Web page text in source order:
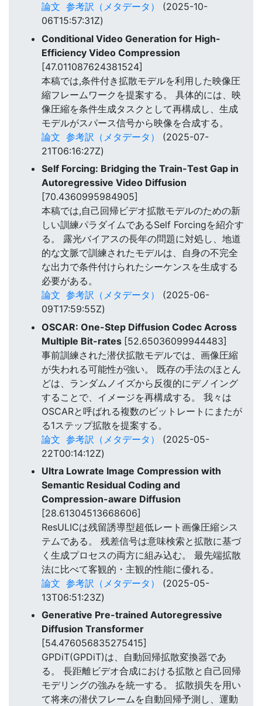
論文 参考訳（メタデータ）
(2025-10-
06T15:57:31Z)
Conditional Video Generation for High-
Efficiency Video Compression
[47.011087624381524]
本稿では,条件付き拡散モデルを利用した映像圧
縮フレームワークを提案する。 具体的には、映
像圧縮を条件生成タスクとして再構成し、生成
モデルがスパース信号から映像を合成する。
論文 参考訳（メタデータ）
(2025-07-
21T06:16:27Z)
Self Forcing: Bridging the Train-Test Gap in
Autoregressive Video Diffusion
[70.4360995984905]
本稿では,自己回帰ビデオ拡散モデルのための新
しい訓練パラダイムであるSelf Forcingを紹介す
る。 露光バイアスの長年の問題に対処し、地道
的な文脈で訓練されたモデルは、自身の不完全
な出力で条件付けられたシーケンスを生成する
必要がある。
論文 参考訳（メタデータ）
(2025-06-
09T17:59:55Z)
OSCAR: One-Step Diffusion Codec Across
Multiple Bit-rates [52.65036099944483]
事前訓練された潜伏拡散モデルでは、画像圧縮
が失われる可能性が強い。 既存の手法のほとん
どは、ランダムノイズから反復的にデノイング
することで、イメージを再構成する。 我々は
OSCARと呼ばれる複数のビットレートにまたが
る1ステップ拡散を提案する。
論文 参考訳（メタデータ）
(2025-05-
22T00:14:12Z)
Ultra Lowrate Image Compression with
Semantic Residual Coding and
Compression-aware Diffusion
[28.61304513668606]
ResULICは残留誘導型超低レート画像圧縮シス
テムである。 残差信号は意味検索と拡散に基づ
く生成プロセスの両方に組み込む。 最先端拡散
法に比べて客観的・主観的性能に優れる。
論文 参考訳（メタデータ）
(2025-05-
13T06:51:23Z)
Generative Pre-trained Autoregressive
Diffusion Transformer
[54.476056835275415]
GPDiT(GPDiT)は、自動回帰拡散変換器であ
る。 長距離ビデオ合成における拡散と自己回帰
モデリングの強みを統一する。 拡散損失を用い
て将来の潜伏フレームを自動回帰予測し、運動